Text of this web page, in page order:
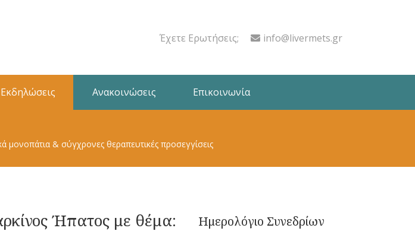
Έχετε Ερωτήσεις; info@livermets.gr
Ανακοινώσεις Επικοινωνία
μονοπάτια & σύγχρονες θεραπευτικές προσεγγίσεις
Ήπατος με θέμα:
Ημερολόγιο Συνεδρίων